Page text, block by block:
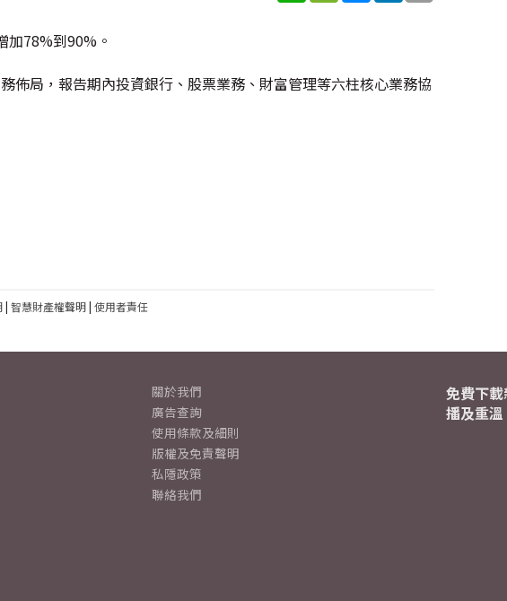
加78%到90%。
佈局，報告期內投資銀行、股票業務、財富管理等六柱核心業務協
| 智慧財產權聲明| 使用者責任
關於我們
廣告查詢
使用條款及細則
版權及免責聲明
私隱政策
聯絡我們
免費下
播及重溫